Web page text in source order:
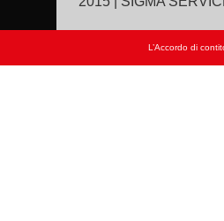
L’Accordo di